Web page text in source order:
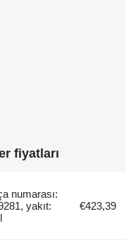
fiyatları
numarası:
yakıt:
€423,39